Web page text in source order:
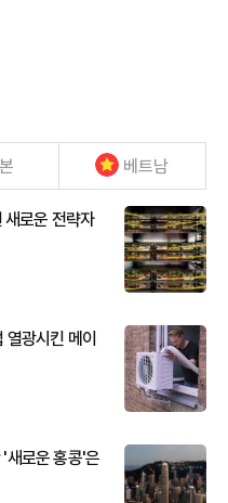
베트남
로운 전략자
광시킨 메이
새로운 홍콩'은